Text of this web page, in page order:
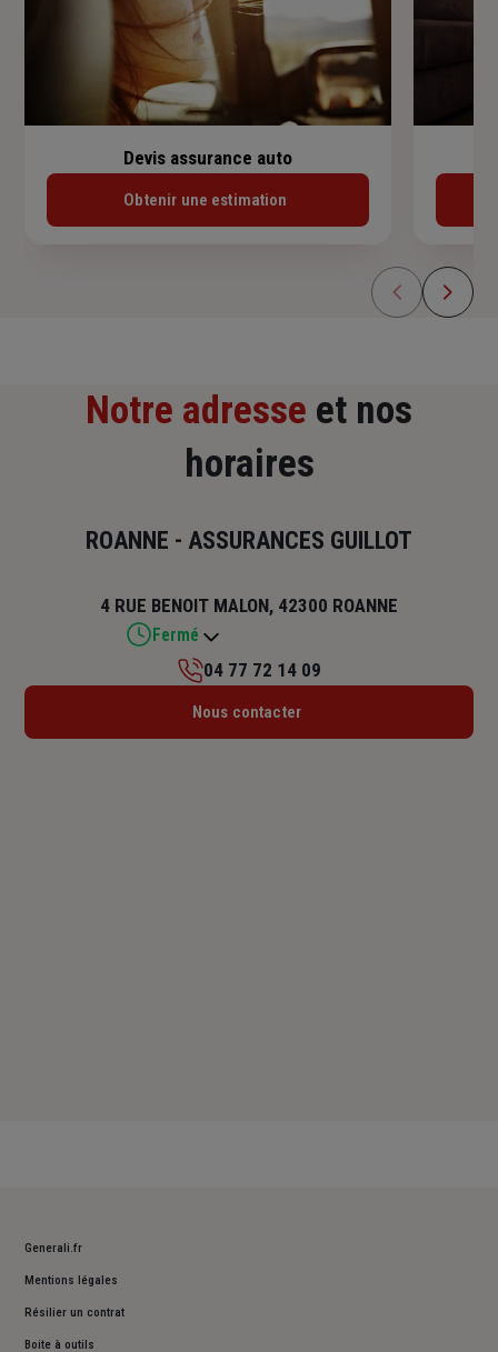
Devis assurance auto
Obtenir une estimation
Notre adresse et nos
horaires
ROANNE - ASSURANCES GUILLOT
4 RUE BENOIT MALON, 42300 ROANNE
Fermé
Lundi : 09h – 12h / 14h – 17h
04 77 72 14 09
Nous contacter
Generali.fr
Mentions légales
Résilier un contrat
Boite à outils